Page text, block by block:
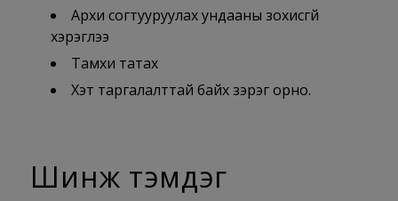
Архи согтууруулах ундааны зохисгүй
хэрэглээ
Тамхи татах
Хэт таргалалттай байх зэрэг орно.
Шинж тэмдэг